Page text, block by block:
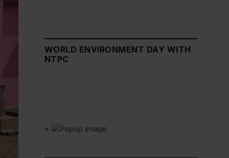
WORLD ENVIRONMENT DAY WITH
NTPC
×